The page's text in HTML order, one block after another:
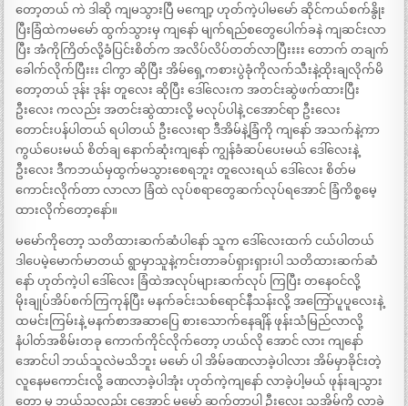
တော့တယ် ကဲ ဒါဆို ကျမသွားပြီ မကျော့ ဟုတ်ကဲ့ပါမမော် ဆိုင်ကယ်စက်နွိုး
ပြီးခြံထဲကမမော် ထွက်သွားမှ ကျနော် မျက်ရည်စတွေပေါက်ခနဲ ကျဆင်းလာ
ပြီး အံကိုကြိတ်လို့ခံပြင်းစိတ်က အလိပ်လိပ်တတ်လာပြီးးးး တောက် တချက်
ခေါက်လိုက်ပြီးးး ငါကွာ ဆိုပြီး အိမ်ရှေ့ကစားပွဲခုံကိုလက်သီးနဲ့ထိုးချလိုက်မိ
တော့တယ် ဒုန်း ဒုန်း တူလေး ဆိုပြီး ဒေါ်လေးက အတင်းဆွဲဖက်ထားပြီး
ဦးလေး ကလည်း အတင်းဆွဲထားလို့ မလုပ်ပါနဲ့ ငအောင်ရာ ဦးလေး
တောင်းပန်ပါတယ် ရပါတယ် ဦးလေးရာ ဒီအိမ်နဲ့ခြံကို ကျနော် အသက်နဲ့ကာ
ကွယ်ပေးမယ် စိတ်ချ နောက်ဆုံးကျနော် ကျွန်ခံဆပ်ပေးမယ် ဒေါ်လေးနဲ့
ဦးလေး ဒီကဘယ်မှထွက်မသွားစေရဘူး တူလေးရယ် ဒေါ်လေး စိတ်မ
ကောင်းလိုက်တာ လာလာ ခြံထဲ လုပ်စရာတွေဆက်လုပ်ရအောင် ခြံကိစ္စမေ့
ထားလိုက်တော့နော်။
မမော်ကိုတော့ သတိထားဆက်ဆံပါနော် သူက ဒေါ်လေးထက် ငယ်ပါတယ်
ဒါပေမဲ့မောက်မာတယ် ရွာမှာသူနဲ့ကင်းတာခပ်ရှားရှားပါ သတိထားဆက်ဆံ
နော် ဟုတ်ကဲ့ပါ ဒေါ်လေး ခြံထဲအလုပ်များဆက်လုပ် ကြပြီး တနေဝင်လို့
မိုးချုပ်အိပ်စက်ကြကုန်ပြီး မနက်ခင်းသစ်ရောင်နီသန်းလို့ အကြော်ပူပူလေးနဲ့
ထမင်းကြမ်းနဲ့ မနက်စာအဆာပြေ စားသောက်နေချိန် ဖုန်းသံမြည်လာလို့
နံပါတ်အစိမ်းတခု ကောက်ကိုင်လိုက်တော့ ဟယ်လို အောင် လား ကျနော်
အောင်ပါ ဘယ်သူလဲမသိဘူး မမော် ပါ အိမ်ခဏလာခဲ့ပါလား အိမ်မှာခိုင်းတဲ့
လူနေမကောင်းလို့ ခဏလာခဲ့ပါအုံး ဟုတ်ကဲ့ကျနော် လာခဲ့ပါ့မယ် ဖုန်းချသွား
တော့ မှ ဘယ်သူလည်း ငအောင် မမော် ဆက်တာပါ ဦးလေး သူ့အိမ်ကို လာခဲ့